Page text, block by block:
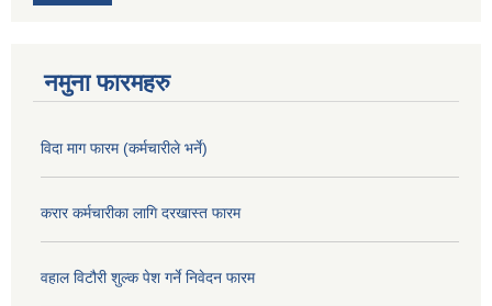
नमुना फारमहरु
विदा माग फारम (कर्मचारीले भर्ने)
करार कर्मचारीका लागि दरखास्त फारम
वहाल विटौरी शुल्क पेश गर्ने निवेदन फारम